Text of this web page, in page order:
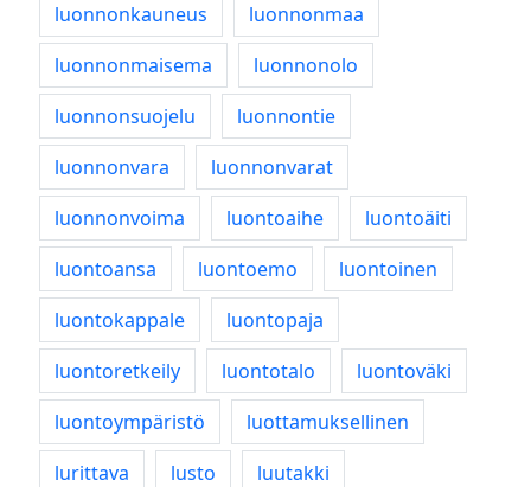
luonnonkauneus
luonnonmaa
luonnonmaisema
luonnonolo
luonnonsuojelu
luonnontie
luonnonvara
luonnonvarat
luonnonvoima
luontoaihe
luontoäiti
luontoansa
luontoemo
luontoinen
luontokappale
luontopaja
luontoretkeily
luontotalo
luontoväki
luontoympäristö
luottamuksellinen
lurittava
lusto
luutakki